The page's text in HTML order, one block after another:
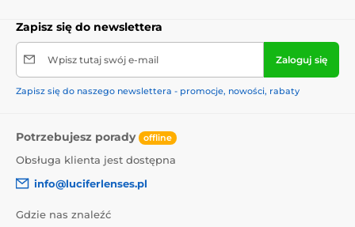
Zapisz się do newslettera
Wpisz tutaj swój e-mail Zaloguj się
Zapisz się do naszego newslettera - promocje, nowości, rabaty
Potrzebujesz porady offline
Obsługa klienta jest dostępna
info@luciferlenses.pl
Gdzie nas znaleźć